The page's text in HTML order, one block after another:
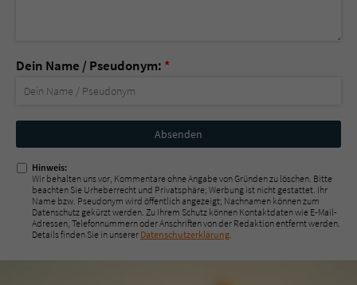
Dein Name / Pseudonym: *
Nicht
ausfüllen!
Hinweis:
Wir behalten uns vor, Kommentare ohne Angabe von Gründen zu löschen. Bitte
beachten Sie Urheberrecht und Privatsphäre; Werbung ist nicht gestattet. Ihr
Name bzw. Pseudonym wird öffentlich angezeigt; Nachnamen können zum
Datenschutz gekürzt werden. Zu Ihrem Schutz können Kontaktdaten wie E-Mail-
Adressen, Telefonnummern oder Anschriften von der Redaktion entfernt werden.
Details finden Sie in unserer Datenschutzerklärung